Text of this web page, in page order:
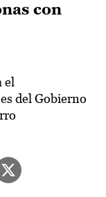
con
el
del Gobierno